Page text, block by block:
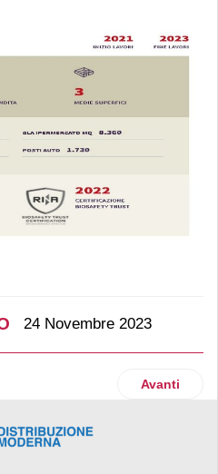
24 Novembre 2023
si compra Neo Apotek e balza
Articolo
Avanti